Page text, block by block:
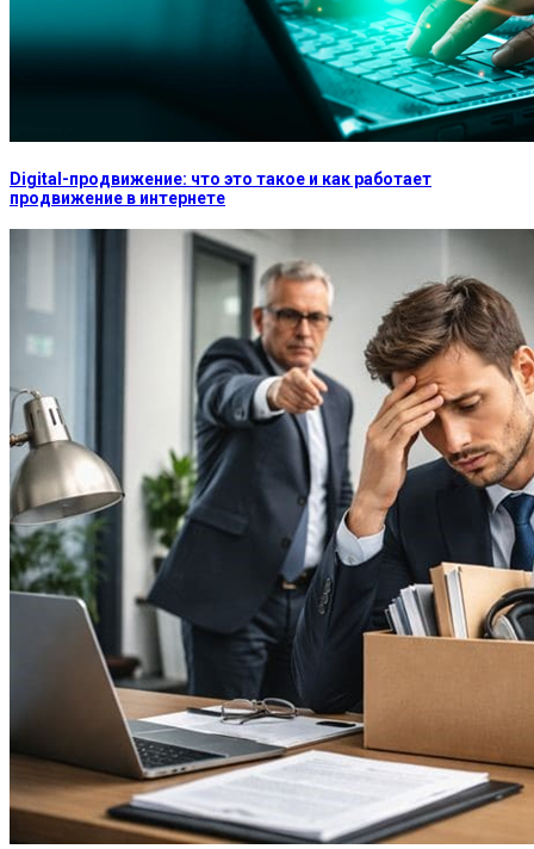
Digital-продвижение: что это такое и как работает
продвижение в интернете